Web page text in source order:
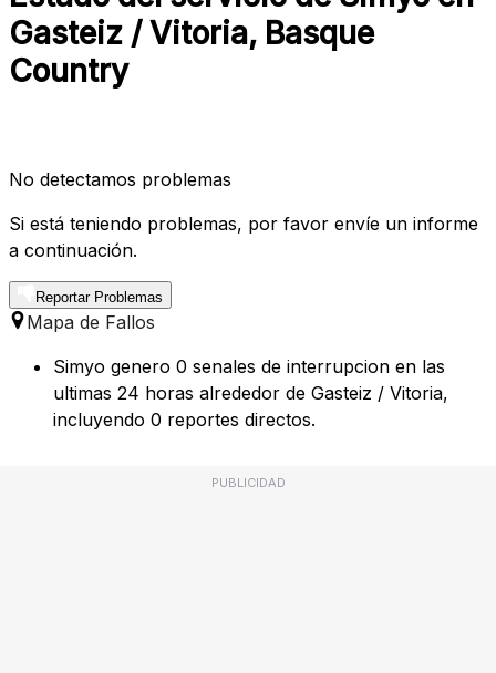
Gasteiz / Vitoria, Basque
Country
No detectamos problemas
Si está teniendo problemas, por favor envíe un informe
a continuación.
Reportar Problemas
Mapa de Fallos
Simyo genero 0 senales de interrupcion en las
ultimas 24 horas alrededor de Gasteiz / Vitoria,
incluyendo 0 reportes directos.
PUBLICIDAD